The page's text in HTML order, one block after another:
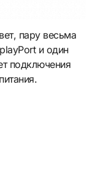
пару весьма
и один
подключения